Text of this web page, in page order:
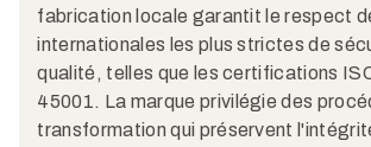
fabrication locale garantit le respect
internationales les plus strictes de
qualité, telles que les certifications
45001. La marque privilégie des
transformation qui préservent